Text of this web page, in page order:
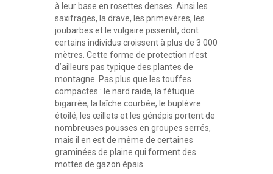
à leur base en rosettes denses. Ainsi les
saxifrages, la drave, les primevères, les
joubarbes et le vulgaire pissenlit, dont
certains individus croissent à plus de 3 000
mètres. Cette forme de protection n’est
d’ailleurs pas typique des plantes de
montagne. Pas plus que les touffes
compactes : le nard raide, la fétuque
bigarrée, la laîche courbée, le buplèvre
étoilé, les œillets et les génépis portent de
nombreuses pousses en groupes serrés,
mais il en est de même de certaines
graminées de plaine qui forment des
mottes de gazon épais.